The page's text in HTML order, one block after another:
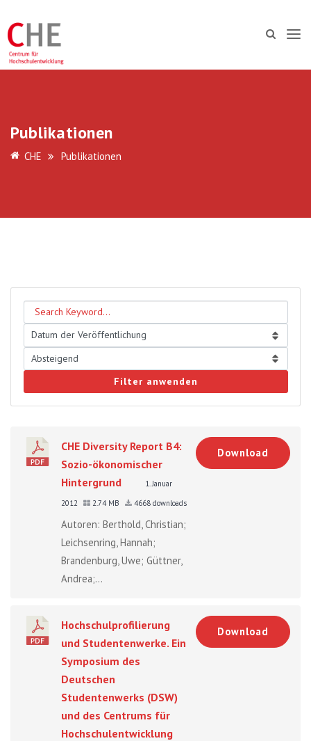
Publikationen
CHE Publikationen
Filter anwenden
CHE Diversity Report B4:
Sozio-ökonomischer
Hintergrund
1. Januar
2012
2.74 MB 4668 downloads
Autoren: Berthold, Christian;
Leichsenring, Hannah;
Brandenburg, Uwe; Güttner,
Andrea;...
Download
Hochschulprofilierung
und Studentenwerke. Ein
Symposium des
Deutschen
Studentenwerks (DSW)
und des Centrums für
Hochschulentwicklung
Download